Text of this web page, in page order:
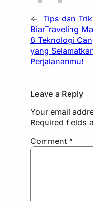
←
Tips dan Trik
BiarTraveling
8 Teknologi
yang
Perjalananmu!
Leave a Reply
Your email
Required fields
Comment *